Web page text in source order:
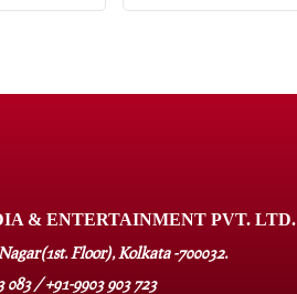
& ENTERTAINMENT PVT. LTD.
Floor), Kolkata -700032.
083 / +91-9903 903 723